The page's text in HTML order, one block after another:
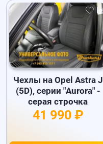
Чехлы на Opel Astra J
(5D), серии "Aurora" -
серая строчка
41 990 ₽